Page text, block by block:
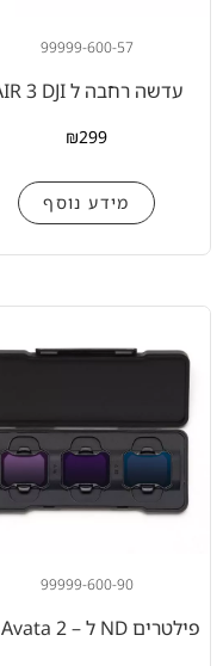
99999-600-57
עדשה רחבה ל AIR 3 DJI
₪299
מידע נוסף
99999-600-90
פילטרים ND ל – DJI Avata 2